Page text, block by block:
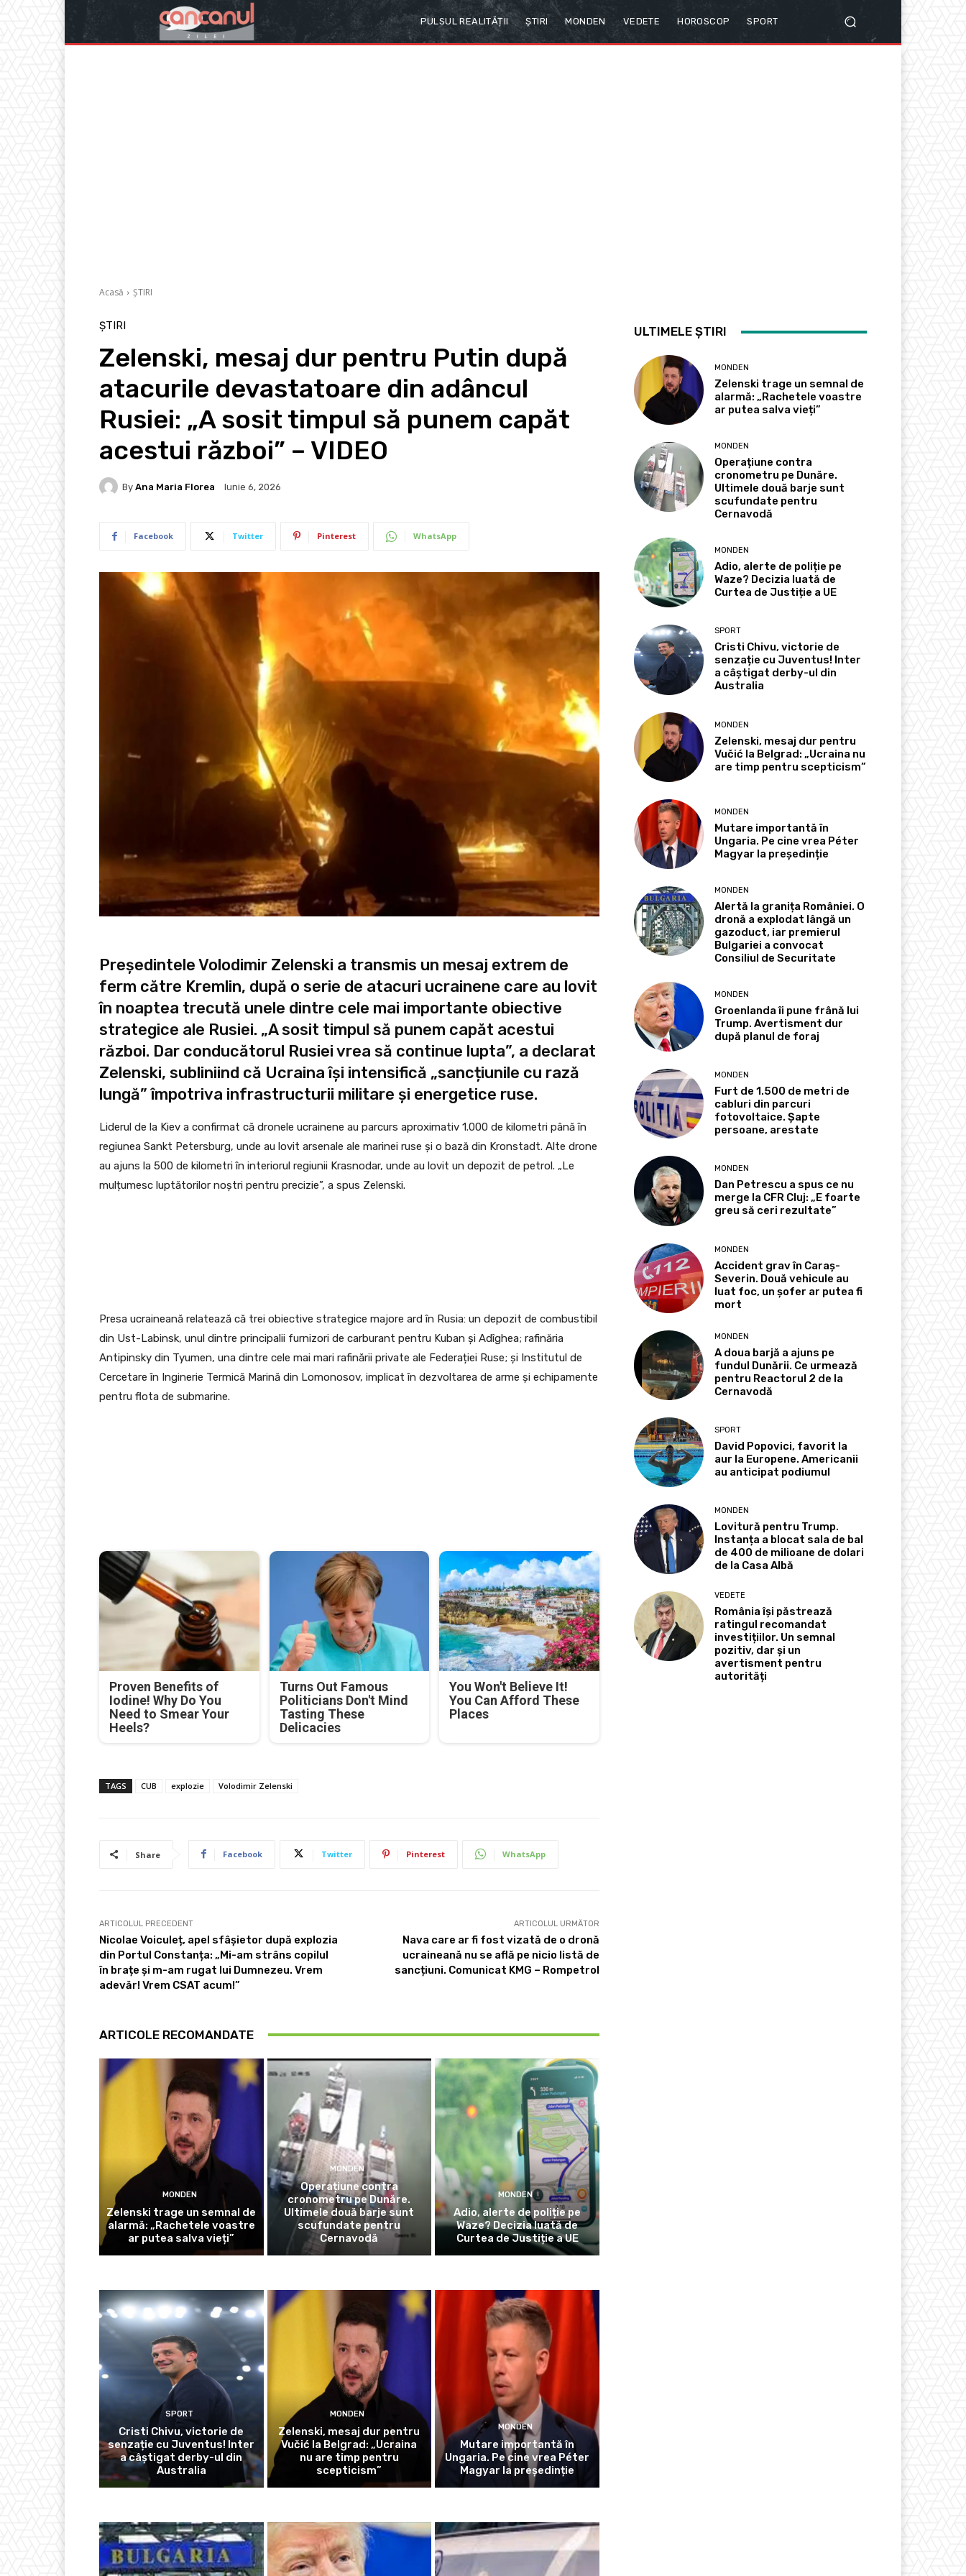
PULSUL REALITĂȚII ȘTIRI MONDEN VEDETE HOROSCOP SPORT
Acasă ȘTIRI
ȘTIRI
Zelenski, mesaj dur pentru Putin după
atacurile devastatoare din adâncul
Rusiei: „A sosit timpul să punem capăt
acestui război” – VIDEO
By Ana Maria Florea Iunie 6, 2026
Facebook Twitter Pinterest WhatsApp
Președintele Volodimir Zelenski a transmis un mesaj extrem de
ferm către Kremlin, după o serie de atacuri ucrainene care au lovit
în noaptea trecută unele dintre cele mai importante obiective
strategice ale Rusiei. „A sosit timpul să punem capăt acestui
război. Dar conducătorul Rusiei vrea să continue lupta”, a declarat
Zelenski, subliniind că Ucraina își intensifică „sancțiunile cu rază
lungă” împotriva infrastructurii militare și energetice ruse.
Liderul de la Kiev a confirmat că dronele ucrainene au parcurs aproximativ 1.000 de kilometri până în
regiunea Sankt Petersburg, unde au lovit arsenale ale marinei ruse și o bază din Kronstadt. Alte drone
au ajuns la 500 de kilometri în interiorul regiunii Krasnodar, unde au lovit un depozit de petrol. „Le
mulțumesc luptătorilor noștri pentru precizie”, a spus Zelenski.
Presa ucraineană relatează că trei obiective strategice majore ard în Rusia: un depozit de combustibil
din Ust-Labinsk, unul dintre principalii furnizori de carburant pentru Kuban și Adîghea; rafinăria
Antipinsky din Tyumen, una dintre cele mai mari rafinării private ale Federației Ruse; și Institutul de
Cercetare în Inginerie Termică Marină din Lomonosov, implicat în dezvoltarea de arme și echipamente
pentru flota de submarine.
Proven Benefits of
Iodine! Why Do You
Need to Smear Your
Heels?
Turns Out Famous
Politicians Don't Mind
Tasting These
Delicacies
You Won't Believe It!
You Can Afford These
Places
TAGS CUB explozie Volodimir Zelenski
Share Facebook Twitter Pinterest WhatsApp
ARTICOLUL PRECEDENT
Nicolae Voiculeț, apel sfâșietor după explozia
din Portul Constanța: „Mi-am strâns copilul
în brațe și m-am rugat lui Dumnezeu. Vrem
adevăr! Vrem CSAT acum!”
ARTICOLUL URMĂTOR
Nava care ar fi fost vizată de o dronă
ucraineană nu se află pe nicio listă de
sancțiuni. Comunicat KMG – Rompetrol
ARTICOLE RECOMANDATE
MONDEN
Zelenski trage un semnal de
alarmă: „Rachetele voastre
ar putea salva vieți”
MONDEN
Operațiune contra
cronometru pe Dunăre.
Ultimele două barje sunt
scufundate pentru
Cernavodă
MONDEN
Adio, alerte de poliție pe
Waze? Decizia luată de
Curtea de Justiție a UE
SPORT
Cristi Chivu, victorie de
senzație cu Juventus! Inter
a câștigat derby-ul din
Australia
MONDEN
Zelenski, mesaj dur pentru
Vučić la Belgrad: „Ucraina
nu are timp pentru
scepticism”
MONDEN
Mutare importantă în
Ungaria. Pe cine vrea Péter
Magyar la președinție
ULTIMELE ȘTIRI
MONDEN
Zelenski trage un semnal de
alarmă: „Rachetele voastre
ar putea salva vieți”
MONDEN
Operațiune contra
cronometru pe Dunăre.
Ultimele două barje sunt
scufundate pentru
Cernavodă
MONDEN
Adio, alerte de poliție pe
Waze? Decizia luată de
Curtea de Justiție a UE
SPORT
Cristi Chivu, victorie de
senzație cu Juventus! Inter
a câștigat derby-ul din
Australia
MONDEN
Zelenski, mesaj dur pentru
Vučić la Belgrad: „Ucraina nu
are timp pentru scepticism”
MONDEN
Mutare importantă în
Ungaria. Pe cine vrea Péter
Magyar la președinție
MONDEN
Alertă la granița României. O
dronă a explodat lângă un
gazoduct, iar premierul
Bulgariei a convocat
Consiliul de Securitate
MONDEN
Groenlanda îi pune frână lui
Trump. Avertisment dur
după planul de foraj
MONDEN
Furt de 1.500 de metri de
cabluri din parcuri
fotovoltaice. Șapte
persoane, arestate
MONDEN
Dan Petrescu a spus ce nu
merge la CFR Cluj: „E foarte
greu să ceri rezultate”
MONDEN
Accident grav în Caraș-
Severin. Două vehicule au
luat foc, un șofer ar putea fi
mort
MONDEN
A doua barjă a ajuns pe
fundul Dunării. Ce urmează
pentru Reactorul 2 de la
Cernavodă
SPORT
David Popovici, favorit la
aur la Europene. Americanii
au anticipat podiumul
MONDEN
Lovitură pentru Trump.
Instanța a blocat sala de bal
de 400 de milioane de dolari
de la Casa Albă
VEDETE
România își păstrează
ratingul recomandat
investițiilor. Un semnal
pozitiv, dar și un
avertisment pentru
autorități